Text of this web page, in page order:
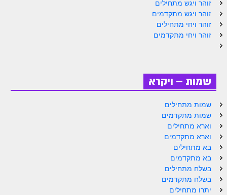
זוהר אחרי מות למתקדמים
הזוהר הקדוש – קדושים למתחילים
הזוהר הקדוש – קדושים למתקדמים
ספר הזוהר אמור מתקדמים
הזוהר הקדוש פרשת בהר – מתקדמים
זוהר בחוקותי למתחילים
ספר הזוהר – במדבר
זוהר במדבר מתחילים
זוהר ויגש מתחילים
זוהר ויגש מתקדמים
זוהר ויחי מתחילים
זוהר ויחי מתקדמים
שמות – ויקרא
שמות מתחילים
שמות מתקדמים
וארא מתחילים
וארא מתקדמים
בא מתחילים
בא מתקדמים
בשלח מתחילים
בשלח מתקדמים
יתרו מתחילים